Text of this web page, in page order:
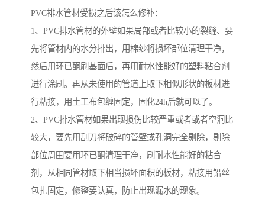
PVC排水管材受损之后该怎么修补：
1、PVC排水管材的外壁如果局部或者比较小的裂缝、要
先将管材内的水分排出，用棉纱将损坏部位清理干净，
然后用环已酮刷基面后，再用耐水性能好的塑料粘合剂
进行涂刷。再从未使用的管道上取下相似形状的板材进
行粘接，用土工布包缠固定，固化24h后就可以了。
2、PVC排水管材如果出现损伤比较严重或者或者空洞比
较大，要先用刮刀将破碎的管壁或孔洞完全剔除，剔除
部位周围要用环已酮清理干净，刷耐水性能好的粘合
剂，从相同管材取下相当损坏面积的板材，粘接用铅丝
包扎固定，修整要认真，防止出现漏水的现象。